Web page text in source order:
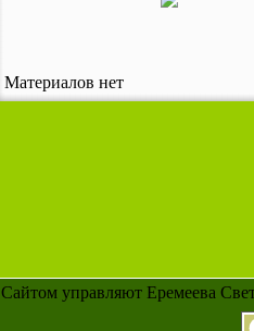
Материалов нет
Cайтом управляют Еремеева